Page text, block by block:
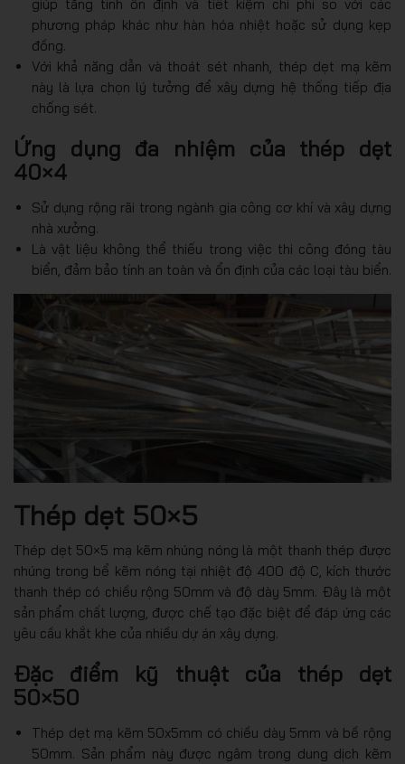
giúp tăng tính ổn định và tiết kiệm chi phí so với các
phương pháp khác như hàn hóa nhiệt hoặc sử dụng kẹp
đồng.
Với khả năng dẫn và thoát sét nhanh, thép dẹt mạ kẽm
này là lựa chọn lý tưởng để xây dựng hệ thống tiếp địa
chống sét.
Ứng dụng đa nhiệm của thép dẹt
40×4
Sử dụng rộng rãi trong ngành gia công cơ khí và xây dựng
nhà xưởng.
Là vật liệu không thể thiếu trong việc thi công đóng tàu
biển, đảm bảo tính an toàn và ổn định của các loại tàu biển.
Thép dẹt 50×5
Thép dẹt 50×5 mạ kẽm nhúng nóng là một thanh thép được
nhúng trong bể kẽm nóng tại nhiệt độ 400 độ C, kích thước
thanh thép có chiều rộng 50mm và độ dày 5mm. Đây là một
sản phẩm chất lượng, được chế tạo đặc biệt để đáp ứng các
yêu cầu khắt khe của nhiều dự án xây dựng.
Đặc điểm kỹ thuật của thép dẹt
50×50
Thép dẹt mạ kẽm 50x5mm có chiều dày 5mm và bề rộng
50mm. Sản phẩm này được ngâm trong dung dịch kẽm